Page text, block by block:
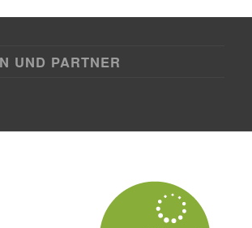
UND PARTNER